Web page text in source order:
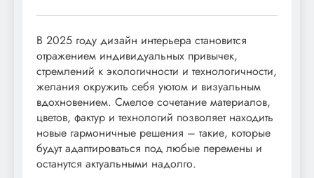
В 2025 году дизайн интерьера становится
отражением индивидуальных привычек,
стремлений к экологичности и технологичности,
желания окружить себя уютом и визуальным
вдохновением. Смелое сочетание материалов,
цветов, фактур и технологий позволяет находить
новые гармоничные решения – такие, которые
будут адаптироваться под любые перемены и
останутся актуальными надолго.